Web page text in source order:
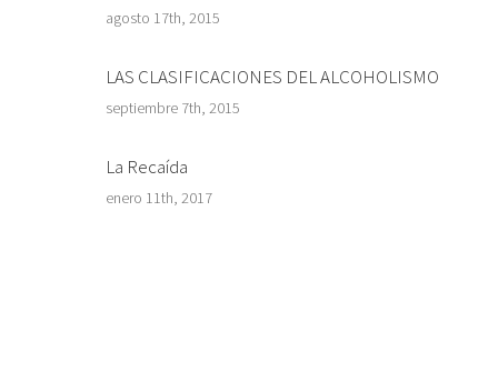
agosto 17th, 2015
LAS CLASIFICACIONES DEL ALCOHOLISMO
septiembre 7th, 2015
La Recaída
enero 11th, 2017